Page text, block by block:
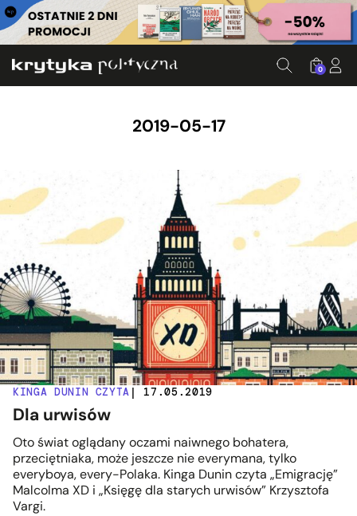
0
2019-05-17
KINGA DUNIN CZYTA | 17.05.2019
Dla urwisów
Oto świat oglądany oczami naiwnego bohatera,
przeciętniaka, może jeszcze nie everymana, tylko
everyboya, every-Polaka. Kinga Dunin czyta „Emigrację”
Malcolma XD i „Księgę dla starych urwisów” Krzysztofa
Vargi.